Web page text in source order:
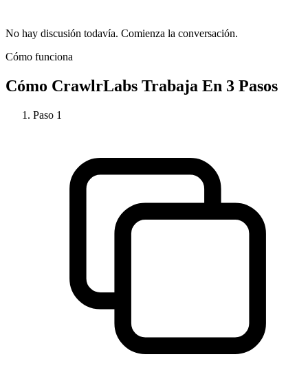
No hay discusión todavía. Comienza la conversación.
Cómo funciona
Cómo CrawlrLabs Trabaja En 3 Pasos
Paso 1